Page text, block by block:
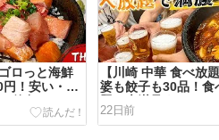
ロっと海鮮
！安い・速
漁師DON
【川崎 中華 食べ放
婆も餃子も30品！食
題で大満足｜チャ～
楼 川崎店
22日前